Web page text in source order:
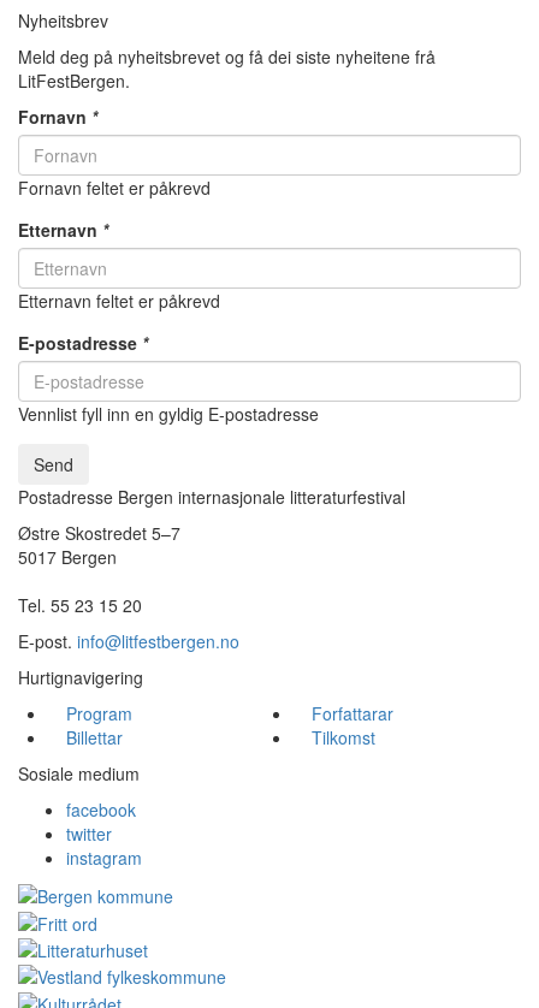
Nyheitsbrev
Meld deg på nyheitsbrevet og få dei siste nyheitene frå
LitFestBergen.
Fornavn *
Fornavn feltet er påkrevd
Etternavn *
Etternavn feltet er påkrevd
E-postadresse *
Vennlist fyll inn en gyldig E-postadresse
Send
Postadresse Bergen internasjonale litteraturfestival
Østre Skostredet 5–7
5017 Bergen
Tel. 55 23 15 20
E-post. info@litfestbergen.no
Hurtignavigering
Program
Forfattarar
Billettar
Tilkomst
Sosiale medium
facebook
twitter
instagram